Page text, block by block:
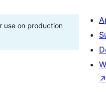
use on production
↗